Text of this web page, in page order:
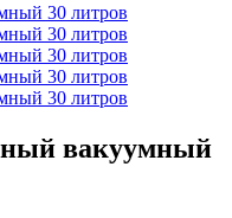
вакуумный